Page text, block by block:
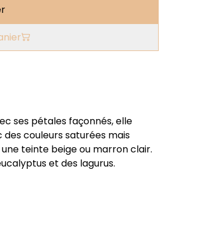
ses pétales façonnés, elle
couleurs saturées mais
teinte beige ou marron clair.
et des lagurus.